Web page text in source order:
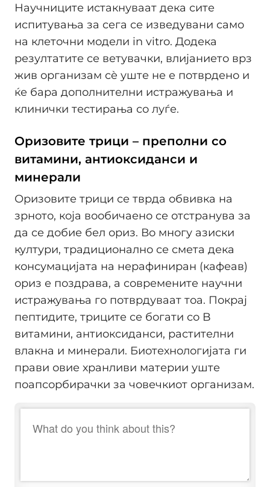
Научниците истакнуваат дека сите
испитувања за сега се изведувани само
на клеточни модели in vitro. Додека
резултатите се ветувачки, влијанието врз
жив организам сè уште не е потврдено и
ќе бара дополнителни истражувања и
клинички тестирања со луѓе.
Оризовите трици – преполни со
витамини, антиоксиданси и
минерали
Оризовите трици се тврда обвивка на
зрното, која вообичаено се отстранува за
да се добие бел ориз. Во многу азиски
култури, традиционално се смета дека
консумацијата на нерафиниран (кафеав)
ориз е поздрава, а современите научни
истражувања го потврдуваат тоа. Покрај
пептидите, триците се богати со B
витамини, антиоксиданси, растителни
влакна и минерали. Биотехнологијата ги
прави овие хранливи материи уште
поапсорбирачки за човечкиот организам.